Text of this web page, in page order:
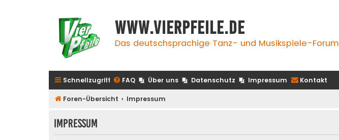
www.vierpfeile.de
Das deutschsprachige Tanz- und Musikspiele-Forum
Schnellzugriff FAQ Über uns Datenschutz Impressum Kontakt
Foren-Übersicht Impressum
Impressum